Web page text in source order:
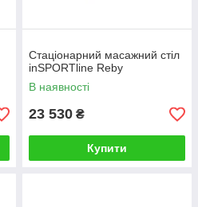
Стаціонарний масажний стіл
inSPORTline Reby
В наявності
23 530 ₴
Купити